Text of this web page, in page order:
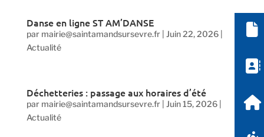
Danse en ligne ST AM’DANSE
par mairie@saintamandsursevre.fr| Juin 22, 2026|
Actualité
Déchetteries : passage aux horaires d’été
par mairie@saintamandsursevre.fr| Juin 15, 2026|
Actualité